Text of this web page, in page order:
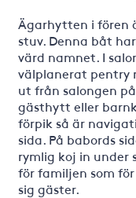
Ägarhytten i fören
stuv. Denna båt
värd namnet. I
välplanerat pentry
ut från salongen
gästhytt eller
förpik så är
sida. På babords
rymlig koj in under
för familjen som
sig gäster.